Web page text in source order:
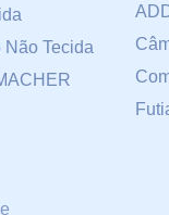
Não Tecida